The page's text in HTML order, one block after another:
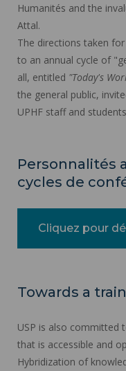
Humanités and the
Attal.
The directions taken
to an annual cycle of
all, entitled "Today's
the general public,
UPHF staff and
Personnalités
cycles de
Cliquez pour
Towards a
USP is also committed
that is accessible and
Hybridization of